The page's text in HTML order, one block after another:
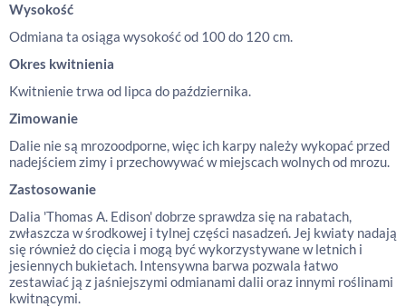
Wysokość
Odmiana ta osiąga wysokość od 100 do 120 cm.
Okres kwitnienia
Kwitnienie trwa od lipca do października.
Zimowanie
Dalie nie są mrozoodporne, więc ich karpy należy wykopać przed
nadejściem zimy i przechowywać w miejscach wolnych od mrozu.
Zastosowanie
Dalia 'Thomas A. Edison' dobrze sprawdza się na rabatach,
zwłaszcza w środkowej i tylnej części nasadzeń. Jej kwiaty nadają
się również do cięcia i mogą być wykorzystywane w letnich i
jesiennych bukietach. Intensywna barwa pozwala łatwo
zestawiać ją z jaśniejszymi odmianami dalii oraz innymi roślinami
kwitnącymi.